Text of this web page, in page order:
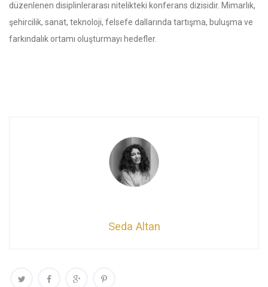
düzenlenen disiplinlerarası nitelikteki konferans dizisidir. Mimarlık,
şehircilik, sanat, teknoloji, felsefe dallarında tartışma, buluşma ve
farkındalık ortamı oluşturmayı hedefler.
Seda Altan